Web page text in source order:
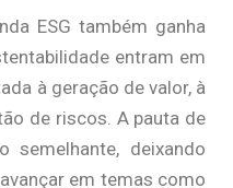
ESG também ganha
entram em
à geração de valor, à
de riscos. A pauta de
semelhante, deixando
em temas como